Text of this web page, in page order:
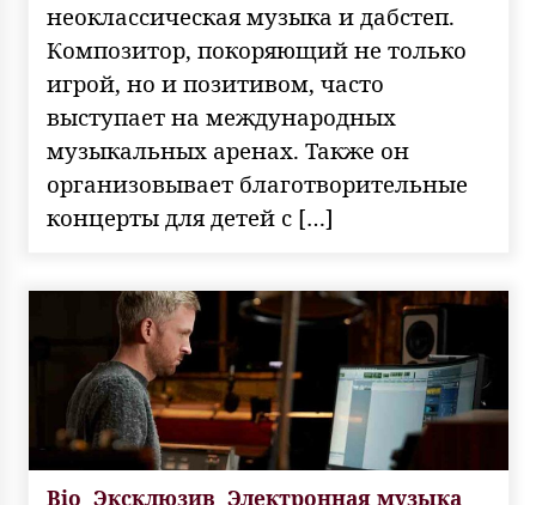
неоклассическая музыка и дабстеп.
Композитор, покоряющий не только
игрой, но и позитивом, часто
выступает на международных
музыкальных аренах. Также он
организовывает благотворительные
концерты для детей с […]
Bio Эксклюзив Электронная музыка